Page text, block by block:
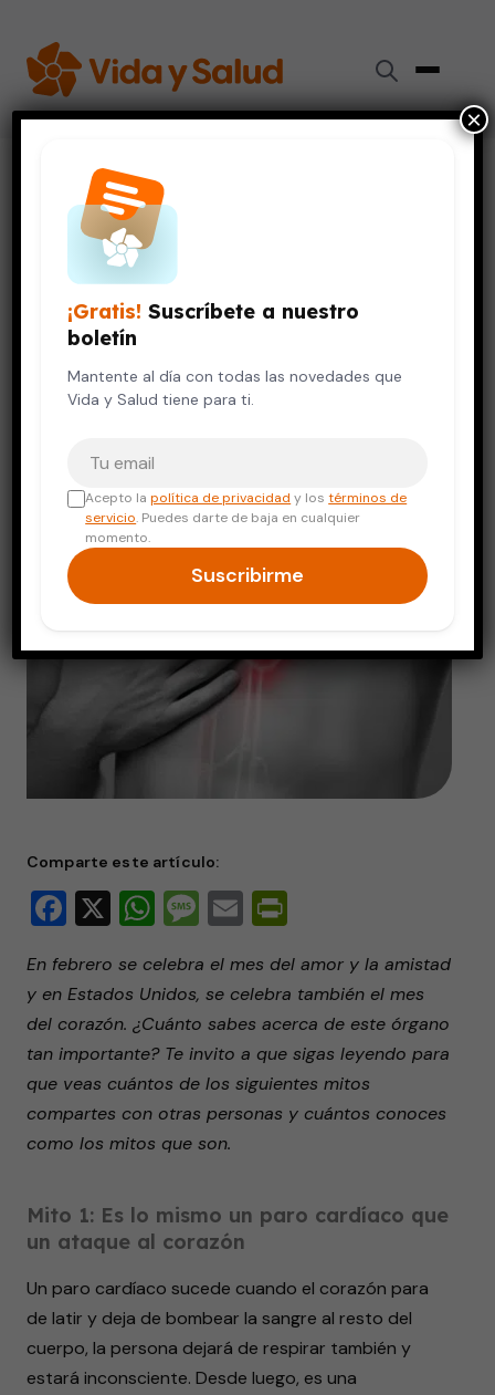
Corazón›
8 mitos acerca de las enfermedades del corazón
CORAZÓNVIDA SALUDABLE
8 mitos acerca de las
enfermedades del corazón
8 de febrero, 2017 8 min de lectura
Comparte este artículo:
Facebook
X WhatsApp
Message
Email
En febrero se celebra el mes del amor y la amistad
y en Estados Unidos, se celebra también el mes
del corazón. ¿Cuánto sabes acerca de este órgano
tan importante? Te invito a que sigas leyendo para
que veas cuántos de los siguientes mitos
compartes con otras personas y cuántos conoces
como los mitos que son.
Mito 1: Es lo mismo un paro cardíaco que
un ataque al corazón
Un paro cardíaco sucede cuando el corazón para
de latir y deja de bombear la sangre al resto del
cuerpo, la persona dejará de respirar también y
estará inconsciente. Desde luego, es una
¡Gratis! Suscríbete a nuestro
boletín
Mantente al día con todas las novedades que
Vida y Salud tiene para ti.
Acepto lapolítica de privacidad y lostérminos de
servicio. Puedes darte de baja en cualquier
momento.
Suscribirme
×